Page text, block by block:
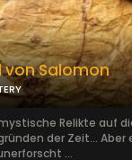
von Salomon
Relikte auf
der Zeit...
...